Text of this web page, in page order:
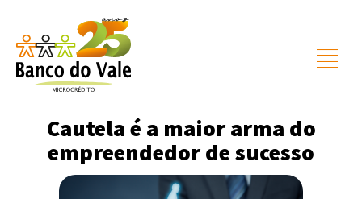
Cautela é a maior arma do
empreendedor de sucesso